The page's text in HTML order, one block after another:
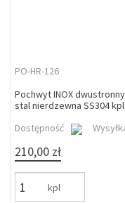
PO-HR-126
Pochwyt INOX
stal nierdzewna SS304
Dostępność
210,00 zł
kpl